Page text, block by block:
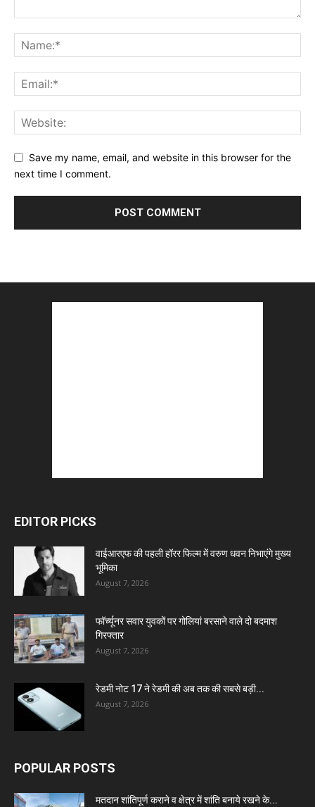
Save my name, email, and website in this browser for the
next time I comment.
EDITOR PICKS
वाईआरएफ की पहली हॉरर फिल्म में वरुण धवन निभाएंगे मुख्य
भूमिका
August 7, 2026
फॉर्च्यूनर सवार युवकों पर गोलियां बरसाने वाले दो बदमाश
गिरफ्तार
August 7, 2026
रेडमी नोट 17 ने रेडमी की अब तक की सबसे बड़ी...
August 7, 2026
POPULAR POSTS
मतदान शांतिपूर्ण कराने व क्षेत्र में शांति बनाये रखने के...